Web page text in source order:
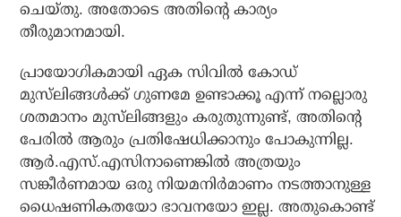
ചെയ്തു. അതോടെ അതിന്റെ കാര്യം
തീരുമാനമായി.
പ്രായോഗികമായി ഏക സിവില്‍ കോഡ്
മുസ്‌ലിങ്ങള്‍ക്ക് ഗുണമേ ഉണ്ടാക്കൂ എന്ന് നല്ലൊരു
ശതമാനം മുസ്‌ലിങ്ങളും കരുതുന്നുണ്ട്, അതിന്റെ
പേരില്‍ ആരും പ്രതിഷേധിക്കാനും പോകുന്നില്ല.
ആര്‍.എസ്.എസിനാണെങ്കില്‍ അത്രയും
സങ്കീര്‍ണമായ ഒരു നിയമനിര്‍മാണം നടത്താനുള്ള
ധൈഷണികതയോ ഭാവനയോ ഇല്ല. അതുകൊണ്ട്